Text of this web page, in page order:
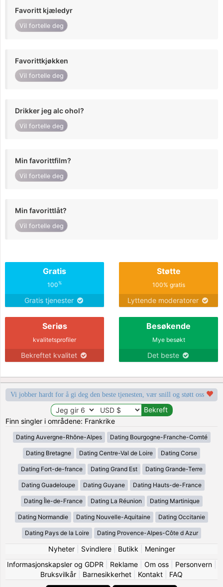
Favoritt kjæledyr
Vil fortelle deg
Favorittkjøkken
Vil fortelle deg
Drikker jeg alc ohol?
Vil fortelle deg
Min favorittfilm?
Vil fortelle deg
Min favorittlåt?
Vil fortelle deg
Gratis
100%
Gratis tjenester
Støtte
100% gratis
Lyttende moderatorer
Seriøs
kvalitetsprofiler
Bekreftet kvalitet
Besøkende
Mye besøkt
Det beste
Vi jobber hardt for å gi deg den beste tjenesten, vær snill og støtt oss
Finn singler i områdene: Frankrike
Dating Auvergne-Rhône-Alpes Dating Bourgogne-Franche-Comté
Dating Bretagne Dating Centre-Val de Loire Dating Corse
Dating Fort-de-france Dating Grand Est Dating Grande-Terre
Dating Guadeloupe Dating Guyane Dating Hauts-de-France
Dating Île-de-France Dating La Réunion Dating Martinique
Dating Normandie Dating Nouvelle-Aquitaine Dating Occitanie
Dating Pays de la Loire Dating Provence-Alpes-Côte d Azur
Nyheter| Svindlere| Butikk
Meninger
Informasjonskapsler og GDPR
Reklame| Om oss| Personvern|
Bruksvilkår
Barnesikkerhet Kontakt FAQ